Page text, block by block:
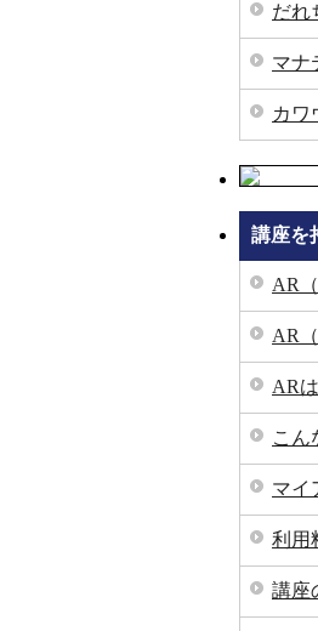
だれ
マナ
カワ
講座を
AR
AR
AR
こん
マイ
利用
講座